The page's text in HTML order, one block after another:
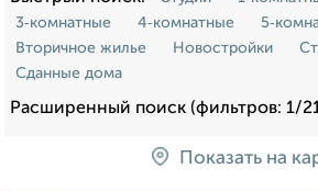
3‑комнатные
4‑комнатные
Вторичное жилье
Новостройки
Сданные дома
Расширенный поиск (фильтров: 1/
Показать на